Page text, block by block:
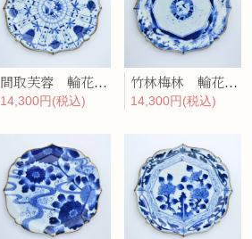
間取芙蓉 輪花プレート
14,300円(税込)
竹林梅林 輪花プレート
14,300円(税込)